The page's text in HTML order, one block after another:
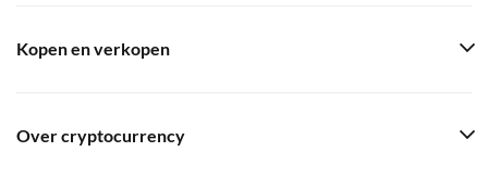
Kopen en verkopen
Over cryptocurrency